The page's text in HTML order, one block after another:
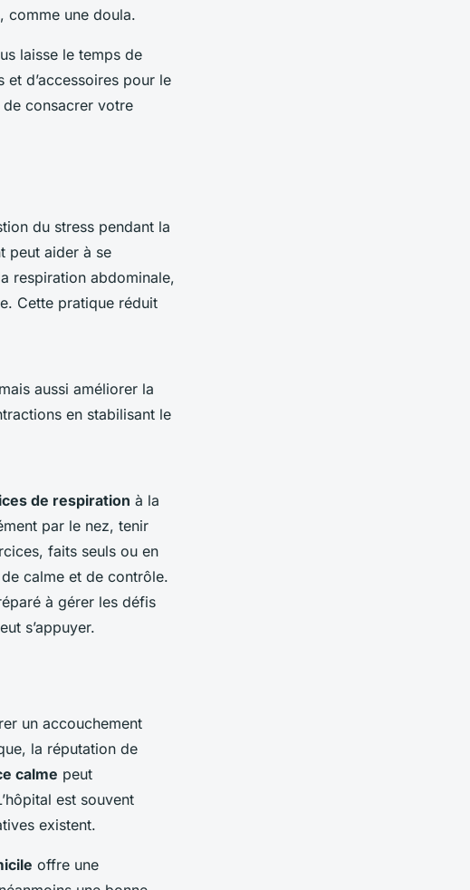
comme une doula.
laisse le temps de
et d’accessoires pour le
consacrer votre
du stress pendant la
peut aider à se
respiration abdominale,
Cette pratique réduit
aussi améliorer la
en stabilisant le
de respiration à la
par le nez, tenir
faits seuls ou en
calme et de contrôle.
à gérer les défis
s’appuyer.
un accouchement
la réputation de
calme peut
est souvent
existent.
offre une